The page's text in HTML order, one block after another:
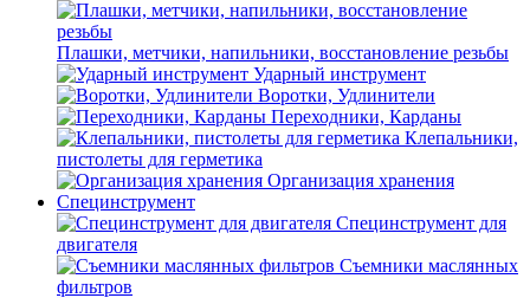
Плашки, метчики, напильники, восстановление резьбы
Ударный инструмент
Воротки, Удлинители
Переходники, Карданы
Клепальники,
пистолеты для герметика
Организация хранения
Специнструмент
Специнструмент для
двигателя
Съемники маслянных
фильтров